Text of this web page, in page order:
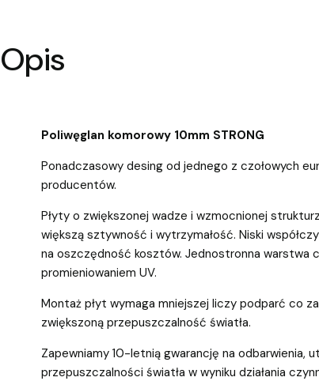
Opis
Poliwęglan komorowy 10mm STRONG
Ponadczasowy desing od jednego z czołowych
producentów.
Płyty o zwiększonej wadze i wzmocnionej
większą sztywność i wytrzymałość. Niski
na oszczędność kosztów. Jednostronna warstwa
promieniowaniem UV.
Montaż płyt wymaga mniejszej liczy podparć co
zwiększoną przepuszczalność światła.
Zapewniamy 10-letnią gwarancję na odbarwienia,
przepuszczalności światła w wyniku działania